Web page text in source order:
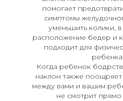
помогает
симптомы
уменьшить колики,
расположение бедер и
подходит для
ребенка
Когда ребенок
наклон также
между вами и вашим
не смотрит прямо